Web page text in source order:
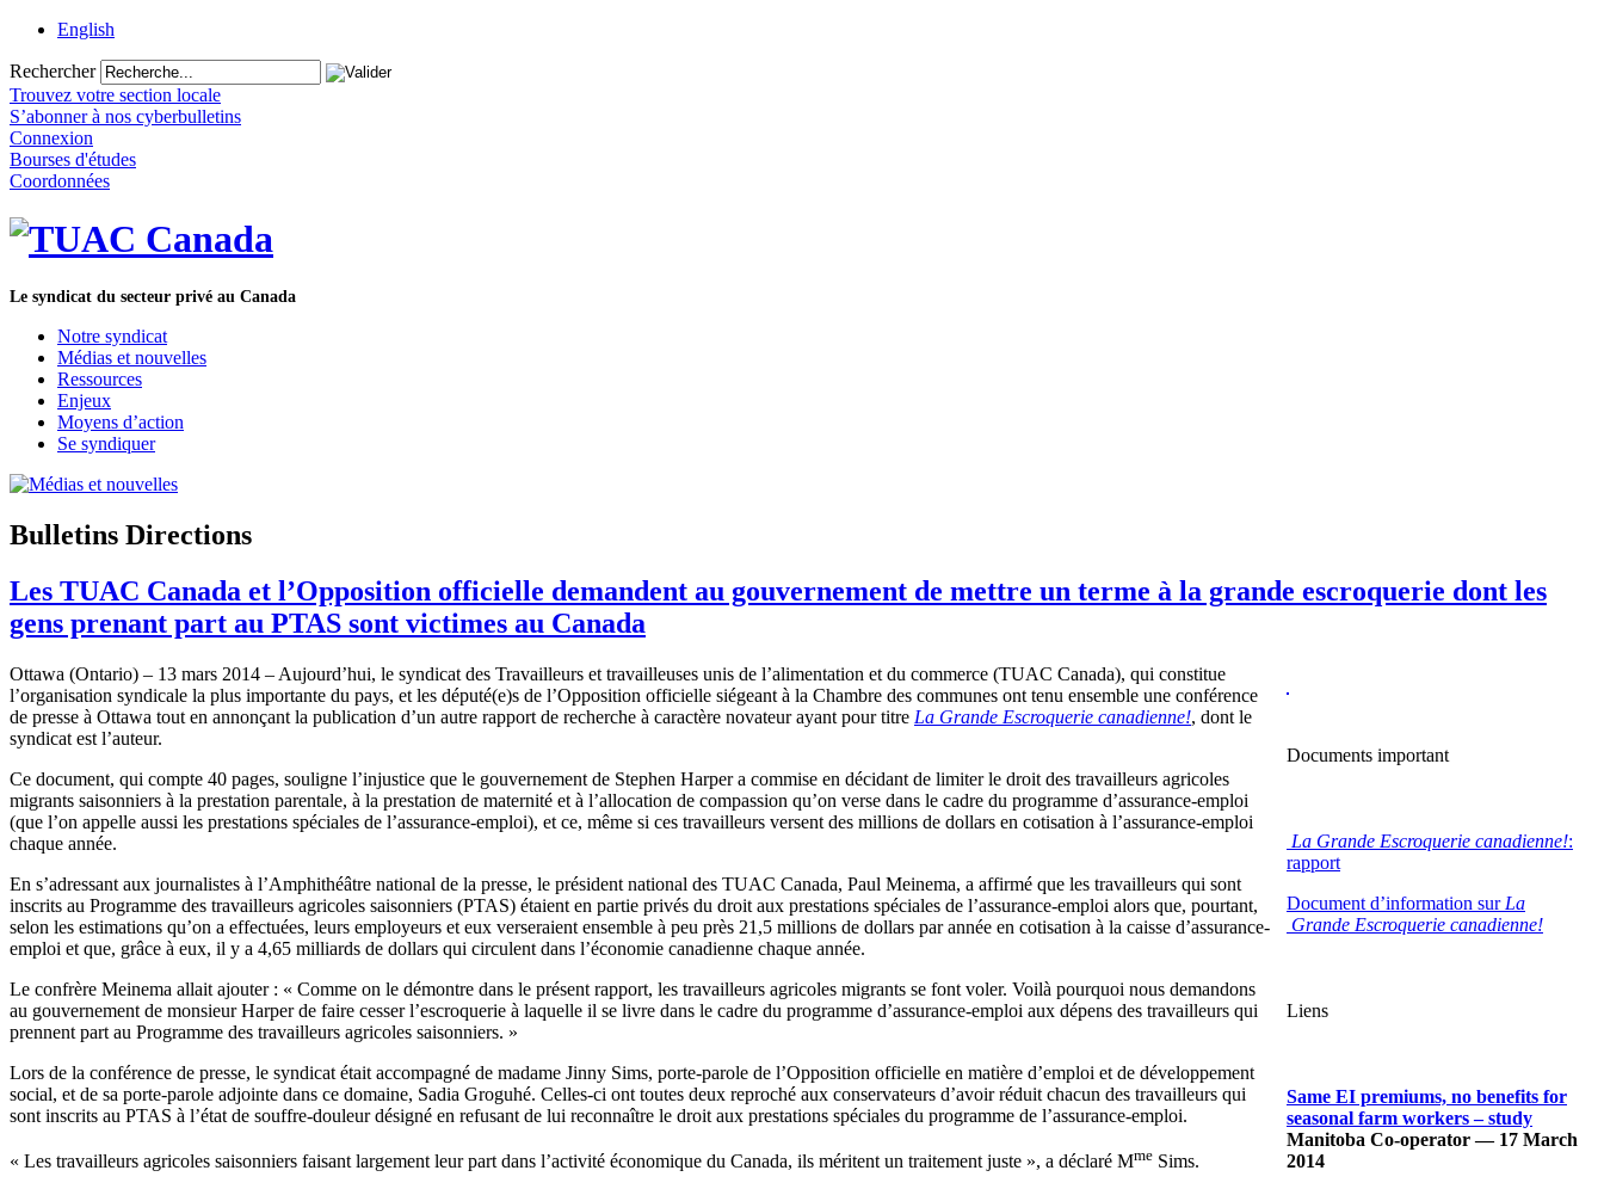
English
Rechercher
Trouvez votre section locale
S’abonner à nos cyberbulletins
Connexion
Bourses d'études
Coordonnées
Le syndicat du secteur privé au Canada
Notre syndicat
Médias et nouvelles
Ressources
Enjeux
Moyens d’action
Se syndiquer
Bulletins Directions
Les TUAC Canada et l’Opposition officielle demandent au gouvernement de mettre un terme à la grande escroquerie dont les
gens prenant part au PTAS sont victimes au Canada
Documents important
La Grande Escroquerie canadienne!:
rapport
Document d’information sur La
Grande Escroquerie canadienne!
Liens
Same EI premiums, no benefits for
seasonal farm workers – study
Manitoba Co-operator — 17 March
2014
Ottawa (Ontario) – 13 mars 2014 – Aujourd’hui, le syndicat des Travailleurs et travailleuses unis de l’alimentation et du commerce (TUAC Canada), qui constitue
l’organisation syndicale la plus importante du pays, et les député(e)s de l’Opposition officielle siégeant à la Chambre des communes ont tenu ensemble une conférence
de presse à Ottawa tout en annonçant la publication d’un autre rapport de recherche à caractère novateur ayant pour titre La Grande Escroquerie canadienne!, dont le
syndicat est l’auteur.
Ce document, qui compte 40 pages, souligne l’injustice que le gouvernement de Stephen Harper a commise en décidant de limiter le droit des travailleurs agricoles
migrants saisonniers à la prestation parentale, à la prestation de maternité et à l’allocation de compassion qu’on verse dans le cadre du programme d’assurance-emploi
(que l’on appelle aussi les prestations spéciales de l’assurance-emploi), et ce, même si ces travailleurs versent des millions de dollars en cotisation à l’assurance-emploi
chaque année.
En s’adressant aux journalistes à l’Amphithéâtre national de la presse, le président national des TUAC Canada, Paul Meinema, a affirmé que les travailleurs qui sont
inscrits au Programme des travailleurs agricoles saisonniers (PTAS) étaient en partie privés du droit aux prestations spéciales de l’assurance-emploi alors que, pourtant,
selon les estimations qu’on a effectuées, leurs employeurs et eux verseraient ensemble à peu près 21,5 millions de dollars par année en cotisation à la caisse d’assurance-
emploi et que, grâce à eux, il y a 4,65 milliards de dollars qui circulent dans l’économie canadienne chaque année.
Le confrère Meinema allait ajouter : « Comme on le démontre dans le présent rapport, les travailleurs agricoles migrants se font voler. Voilà pourquoi nous demandons
au gouvernement de monsieur Harper de faire cesser l’escroquerie à laquelle il se livre dans le cadre du programme d’assurance-emploi aux dépens des travailleurs qui
prennent part au Programme des travailleurs agricoles saisonniers. »
Lors de la conférence de presse, le syndicat était accompagné de madame Jinny Sims, porte-parole de l’Opposition officielle en matière d’emploi et de développement
social, et de sa porte-parole adjointe dans ce domaine, Sadia Groguhé. Celles-ci ont toutes deux reproché aux conservateurs d’avoir réduit chacun des travailleurs qui
sont inscrits au PTAS à l’état de souffre-douleur désigné en refusant de lui reconnaître le droit aux prestations spéciales du programme de l’assurance-emploi.
« Les travailleurs agricoles saisonniers faisant largement leur part dans l’activité économique du Canada, ils méritent un traitement juste », a déclaré Mme Sims.